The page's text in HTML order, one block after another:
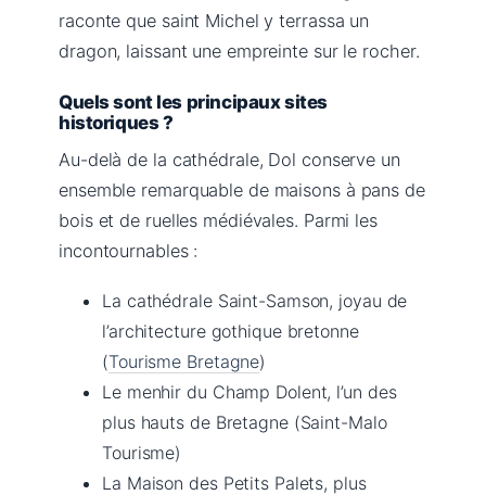
raconte que saint Michel y terrassa un
dragon, laissant une empreinte sur le rocher.
Quels sont les principaux sites
historiques ?
Au-delà de la cathédrale, Dol conserve un
ensemble remarquable de maisons à pans de
bois et de ruelles médiévales. Parmi les
incontournables :
La cathédrale Saint-Samson, joyau de
l’architecture gothique bretonne
(Tourisme Bretagne)
Le menhir du Champ Dolent, l’un des
plus hauts de Bretagne (Saint-Malo
Tourisme)
La Maison des Petits Palets, plus